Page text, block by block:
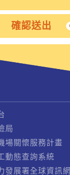
確認送出
局
場關懷服務計畫
動態查詢系統
發展署全球資訊網